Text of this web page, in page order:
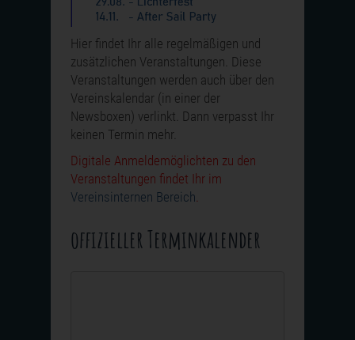
Hier findet Ihr alle regelmäßigen und
zusätzlichen Veranstaltungen. Diese
Veranstaltungen werden auch über den
Vereinskalendar (in einer der
Newsboxen) verlinkt. Dann verpasst Ihr
keinen Termin mehr.
Digitale Anmeldemöglichten zu den
Veranstaltungen findet Ihr im
Vereinsinternen Bereich.
offizieller Terminkalender